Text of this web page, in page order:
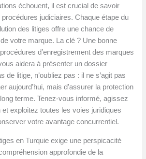
échouent, il est crucial de savoir
judiciaires. Chaque étape du
des litiges offre une chance de
votre marque. La clé ? Une bonne
d’enregistrement des marques
aidera à présenter un dossier
de litige, n’oubliez pas : il ne s’agit pas
aujourd’hui, mais d’assurer la protection
terme. Tenez-vous informé, agissez
exploitez toutes les voies juridiques
votre avantage concurrentiel.
en Turquie exige une perspicacité
approfondie de la